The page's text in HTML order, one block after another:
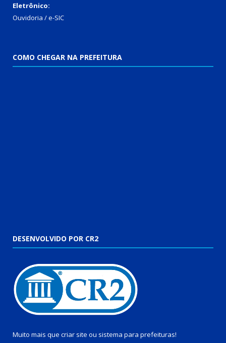
Eletrônico:
Ouvidoria /e-SIC
COMO CHEGAR NA PREFEITURA
DESENVOLVIDO POR CR2
Muito mais que criar site ou sistema para prefeituras!